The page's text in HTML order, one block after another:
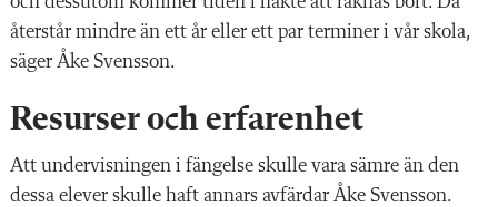
återstår mindre än ett år eller ett par terminer i vår skola,
säger Åke Svensson.
Resurser och erfarenhet
Att undervisningen i fängelse skulle vara sämre än den
dessa elever skulle haft annars avfärdar Åke Svensson.